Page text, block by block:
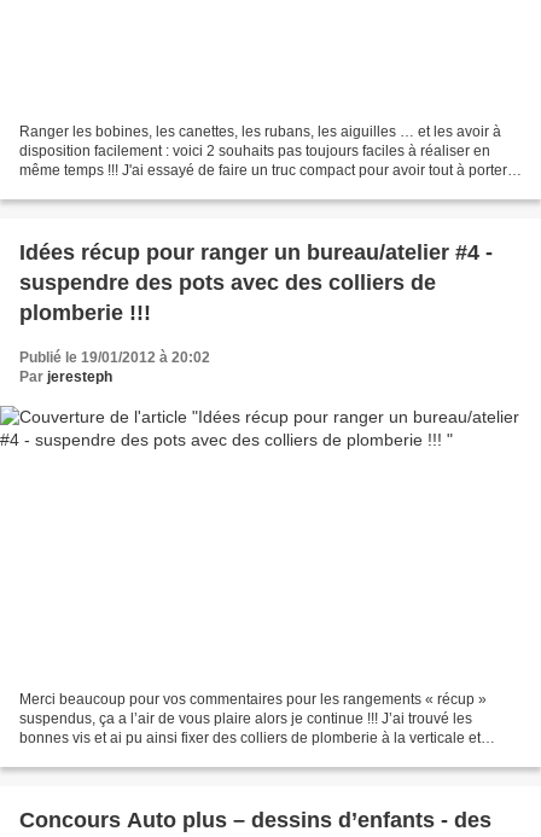
Ranger les bobines, les canettes, les rubans, les aiguilles … et les avoir à
disposition facilement : voici 2 souhaits pas toujours faciles à réaliser en
même temps !!! J'ai essayé de faire un truc compact pour avoir tout à porter
Idées récup pour ranger un bureau/atelier #4 -
suspendre des pots avec des colliers de
plomberie !!!
Publié le 19/01/2012 à 20:02
Par jeresteph
Merci beaucoup pour vos commentaires pour les rangements « récup »
suspendus, ça a l’air de vous plaire alors je continue !!! J’ai trouvé les
bonnes vis et ai pu ainsi fixer des colliers de plomberie à la verticale et
Concours Auto plus – dessins d’enfants - des